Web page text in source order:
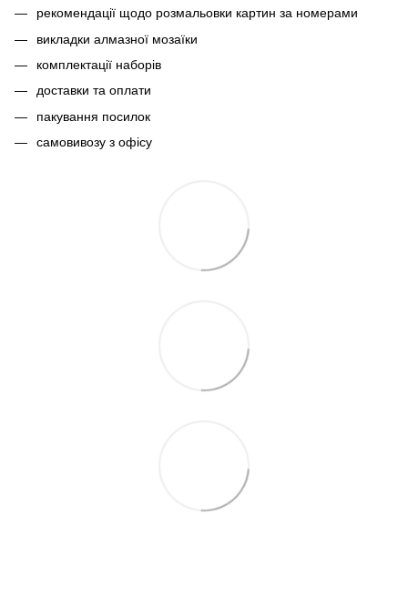
рекомендації щодо розмальовки картин за номерами
викладки алмазної мозаїки
комплектації наборів
доставки та оплати
пакування посилок
самовивозу з офісу